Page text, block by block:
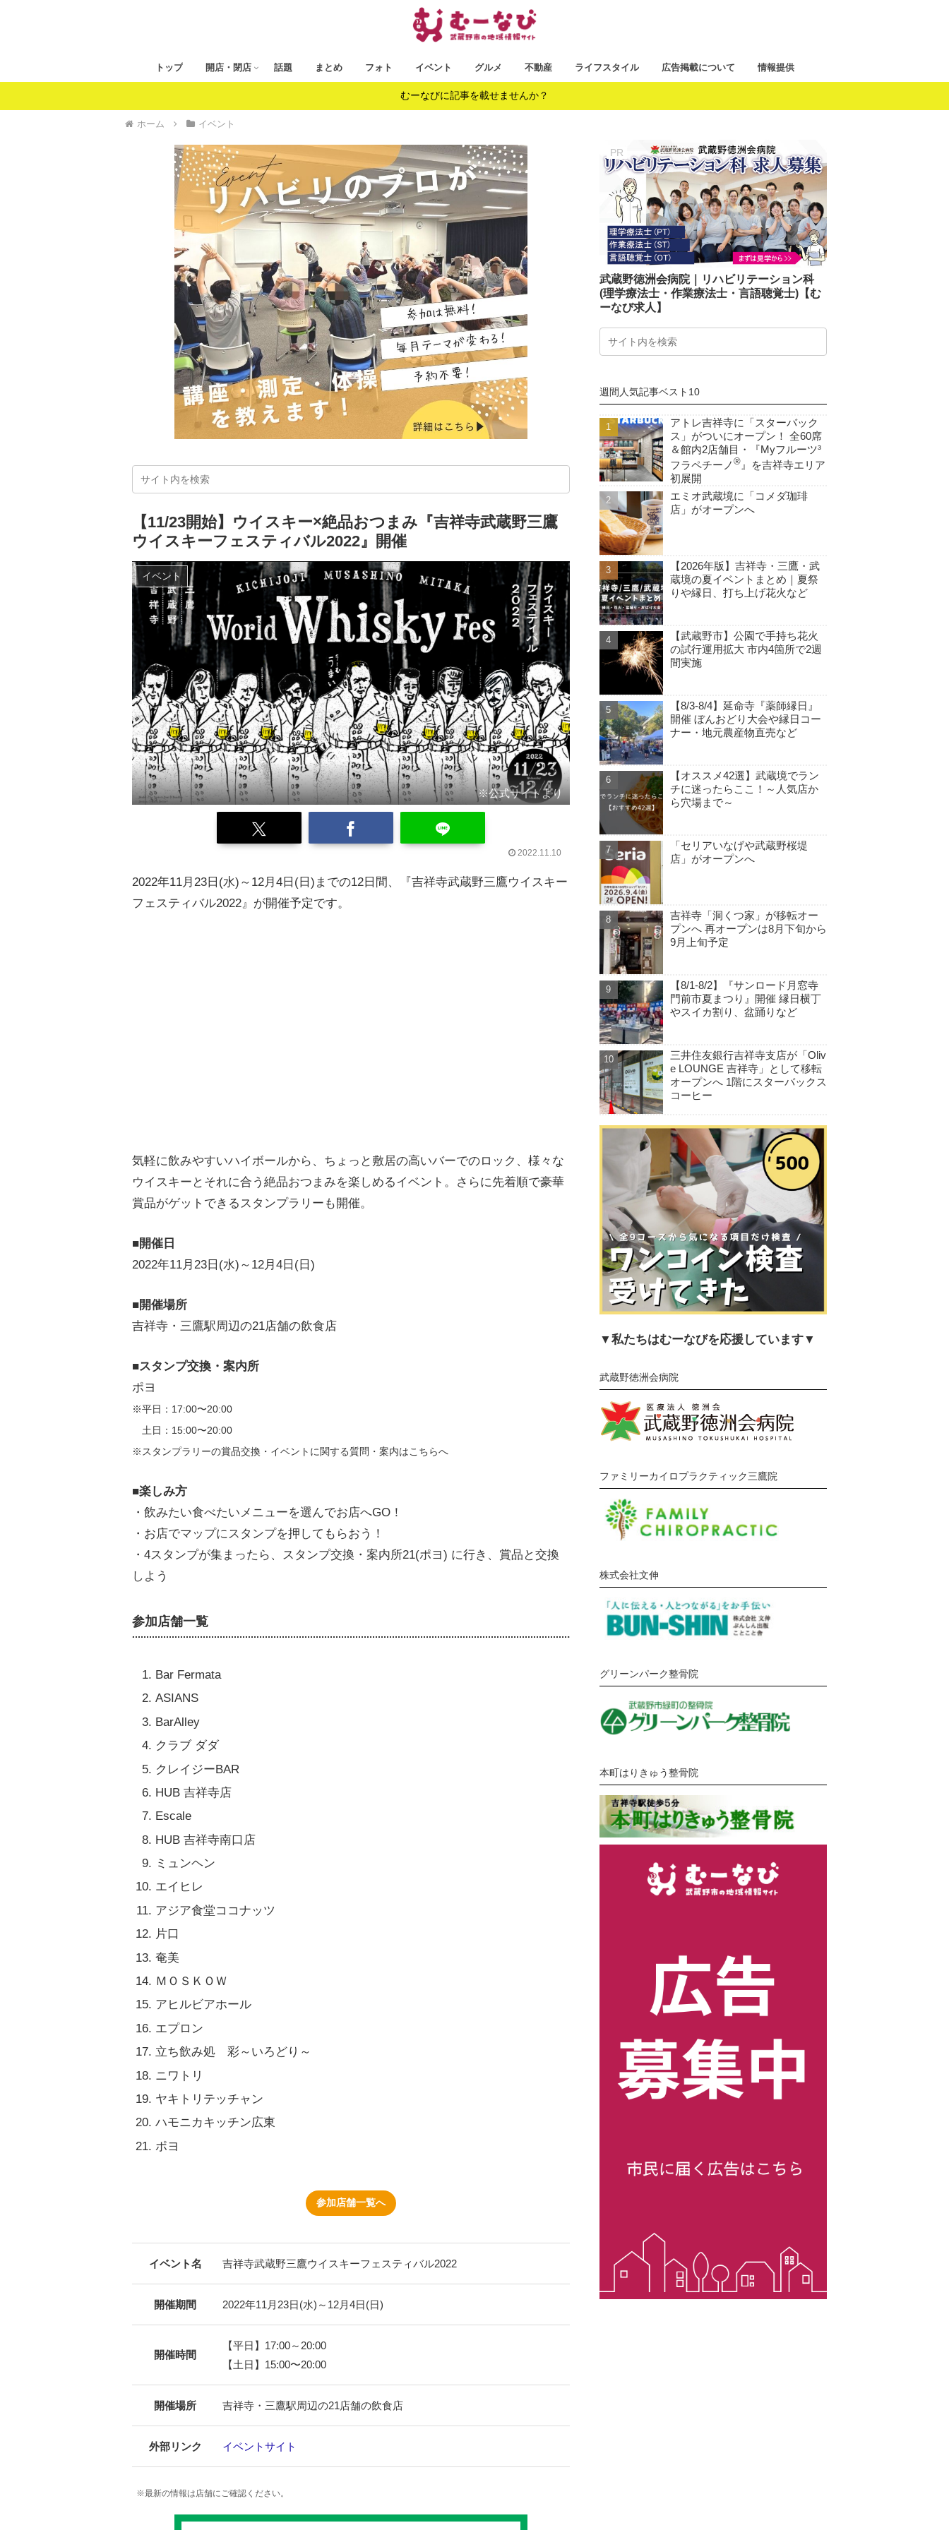
トップ 開店・閉店 話題 まとめ フォト イベント グルメ 不動産 ライフスタイル 広告掲載について 情報提供
むーなびに記事を載せませんか？
ホーム イベント
【11/23開始】ウイスキー×絶品おつまみ『吉祥寺武蔵野三鷹
ウイスキーフェスティバル2022』開催
イベント
※公式サイトより
2022.11.10
2022年11月23日(水)～12月4日(日)までの12日間、『吉祥寺武蔵野三鷹ウイスキー
フェスティバル2022』が開催予定です。
気軽に飲みやすいハイボールから、ちょっと敷居の高いバーでのロック、様々な
ウイスキーとそれに合う絶品おつまみを楽しめるイベント。さらに先着順で豪華
賞品がゲットできるスタンプラリーも開催。
■開催日
2022年11月23日(水)～12月4日(日)
■開催場所
吉祥寺・三鷹駅周辺の21店舗の飲食店
■スタンプ交換・案内所
ポヨ
※平日：17:00〜20:00
土日：15:00〜20:00
※スタンプラリーの賞品交換・イベントに関する質問・案内はこちらへ
■楽しみ方
・飲みたい食べたいメニューを選んでお店へGO！
・お店でマップにスタンプを押してもらおう！
・4スタンプが集まったら、スタンプ交換・案内所21(ポヨ) に行き、賞品と交換
しよう
参加店舗一覧
Bar Fermata
ASIANS
BarAlley
クラブ ダダ
クレイジーBAR
HUB 吉祥寺店
Escale
HUB 吉祥寺南口店
ミュンヘン
エイヒレ
アジア食堂ココナッツ
片口
奄美
ＭＯＳＫＯＷ
アヒルビアホール
エプロン
立ち飲み処 彩～いろどり～
ニワトリ
ヤキトリテッチャン
ハモニカキッチン広東
ポヨ
参加店舗一覧へ
イベント名 吉祥寺武蔵野三鷹ウイスキーフェスティバル2022
開催期間 2022年11月23日(水)～12月4日(日)
開催時間
【平日】17:00～20:00
【土日】15:00〜20:00
開催場所 吉祥寺・三鷹駅周辺の21店舗の飲食店
外部リンク イベントサイト
※最新の情報は店舗にご確認ください。
武蔵野徳洲会病院｜リハビリテーション科
(理学療法士・作業療法士・言語聴覚士)【む
ーなび求人】
週間人気記事ベスト10
アトレ吉祥寺に「スターバック
ス」がついにオープン！ 全60席
＆館内2店舗目・『Myフルーツ³
フラペチーノ ®』を吉祥寺エリア
初展開
エミオ武蔵境に「コメダ珈琲
店」がオープンへ
【2026年版】吉祥寺・三鷹・武
蔵境の夏イベントまとめ｜夏祭
りや縁日、打ち上げ花火など
【武蔵野市】公園で手持ち花火
の試行運用拡大 市内4箇所で2週
間実施
【8/3-8/4】延命寺『薬師縁日』
開催 ぼんおどり大会や縁日コー
ナー・地元農産物直売など
【オススメ42選】武蔵境でラン
チに迷ったらここ！～人気店か
ら穴場まで～
「セリアいなげや武蔵野桜堤
店」がオープンへ
吉祥寺「洞くつ家」が移転オー
プンへ 再オープンは8月下旬から
9月上旬予定
【8/1-8/2】『サンロード月窓寺
門前市夏まつり』開催 縁日横丁
やスイカ割り、盆踊りなど
三井住友銀行吉祥寺支店が「Oliv
e LOUNGE 吉祥寺」として移転
オープンへ 1階にスターバックス
コーヒー
▼私たちはむーなびを応援しています▼
武蔵野徳洲会病院
ファミリーカイロプラクティック三鷹院
株式会社文伸
グリーンパーク整骨院
本町はりきゅう整骨院